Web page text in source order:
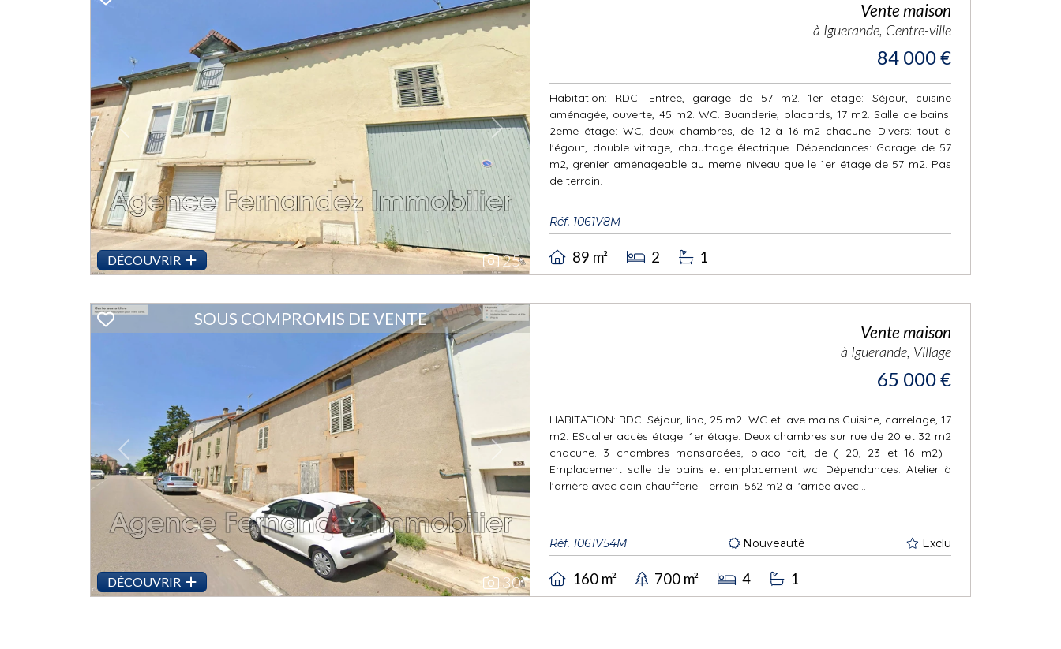
Previous Next
DÉCOUVRIR 25
Vente maison
à Iguerande, Centre-ville
84 000 €
Habitation: RDC: Entrée, garage de 57 m2. 1er étage: Séjour, cuisine
aménagée, ouverte, 45 m2. WC. Buanderie, placards, 17 m2. Salle de bains.
2eme étage: WC, deux chambres, de 12 à 16 m2 chacune. Divers: tout à
l'égout, double vitrage, chauffage électrique. Dépendances: Garage de 57
m2, grenier aménageable au meme niveau que le 1er étage de 57 m2. Pas
de terrain.
Réf. 1061V8M
89 m² 2 1
Previous Next
SOUS COMPROMIS DE VENTE
DÉCOUVRIR 30
Vente maison
à Iguerande, Village
65 000 €
HABITATION: RDC: Séjour, lino, 25 m2. WC et lave mains.Cuisine, carrelage, 17
m2. EScalier accès étage. 1er étage: Deux chambres sur rue de 20 et 32 m2
chacune. 3 chambres mansardées, placo fait, de ( 20, 23 et 16 m2) .
Emplacement salle de bains et emplacement wc. Dépendances: Atelier à
l'arrière avec coin chaufferie. Terrain: 562 m2 à l'arrièe avec...
Réf. 1061V54M Nouveauté Exclu
160 m² 700 m² 4 1